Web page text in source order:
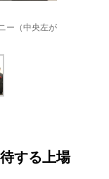
ー（中央左が
する上場